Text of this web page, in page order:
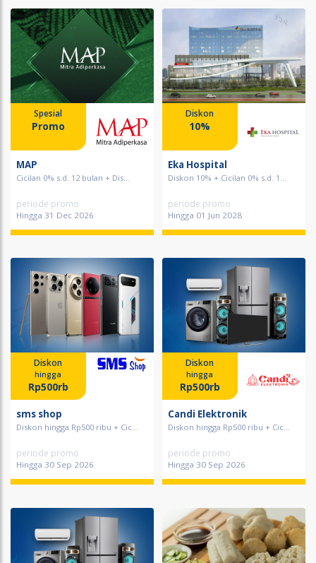
Spesial
Promo
MAP
Cicilan 0% s.d. 12 bulan + Dis...
periode promo
Hingga 31 Dec 2026
Diskon
10%
Eka Hospital
Diskon 10% + Cicilan 0% s.d. 1...
periode promo
Hingga 01 Jun 2028
Diskon
hingga
Rp500rb
sms shop
Diskon hingga Rp500 ribu + Cic...
periode promo
Hingga 30 Sep 2026
Diskon
hingga
Rp500rb
Candi Elektronik
Diskon hingga Rp500 ribu + Cic...
periode promo
Hingga 30 Sep 2026